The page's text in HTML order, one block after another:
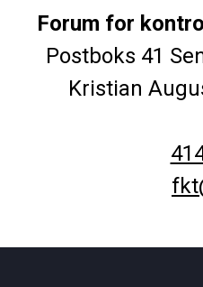
Forum for
Postboks 41
Kristian